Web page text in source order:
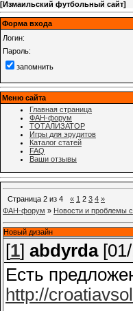
[Измаильский футбольный сайт]
Форма входа
Логин:
Пароль:
запомнить
Меню сайта
Главная страница
ФАН-форум
ТОТАЛИЗАТОР
Игры для эрудитов
Каталог статей
FAQ
Ваши отзывы
Страница 2 из 4 « 1 2 3 4 »
ФАН-форум » Новости и проблемы
Новый дизайн
[1] abdyrda[01/
Есть
http://